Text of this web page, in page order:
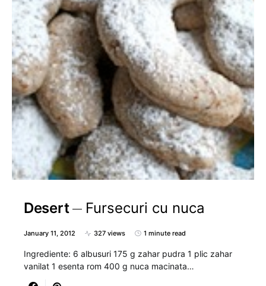
Desert Fursecuri cu nuca
January 11, 2012 327 views 1 minute read
Ingrediente: 6 albusuri 175 g zahar pudra 1 plic zahar
vanilat 1 esenta rom 400 g nuca macinata…